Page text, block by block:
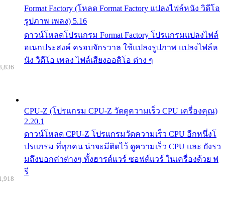
Format Factory (โหลด Format Factory แปลงไฟล์หนัง วิดีโอ
รูปภาพ เพลง) 5.16
ดาวน์โหลดโปรแกรม Format Factory โปรแกรมแปลงไฟล์
อเนกประสงค์ ครอบจักรวาล ใช้แปลงรูปภาพ แปลงไฟล์ห
นัง วิดีโอ เพลง ไฟล์เสียงออดิโอ ต่าง ๆ
CPU-Z (โปรแกรม CPU-Z วัดดูความเร็ว CPU เครื่องคุณ)
2.20.1
ดาวน์โหลด CPU-Z โปรแกรมวัดความเร็ว CPU อีกหนึ่งโ
ปรแกรม ที่ทุกคน น่าจะมีติดไว้ ดูความเร็ว CPU และ ยังรว
มถึงบอกค่าต่างๆ ทั้งฮารด์แวร์ ซอฟต์แวร์ ในเครื่องด้วย ฟ
รี